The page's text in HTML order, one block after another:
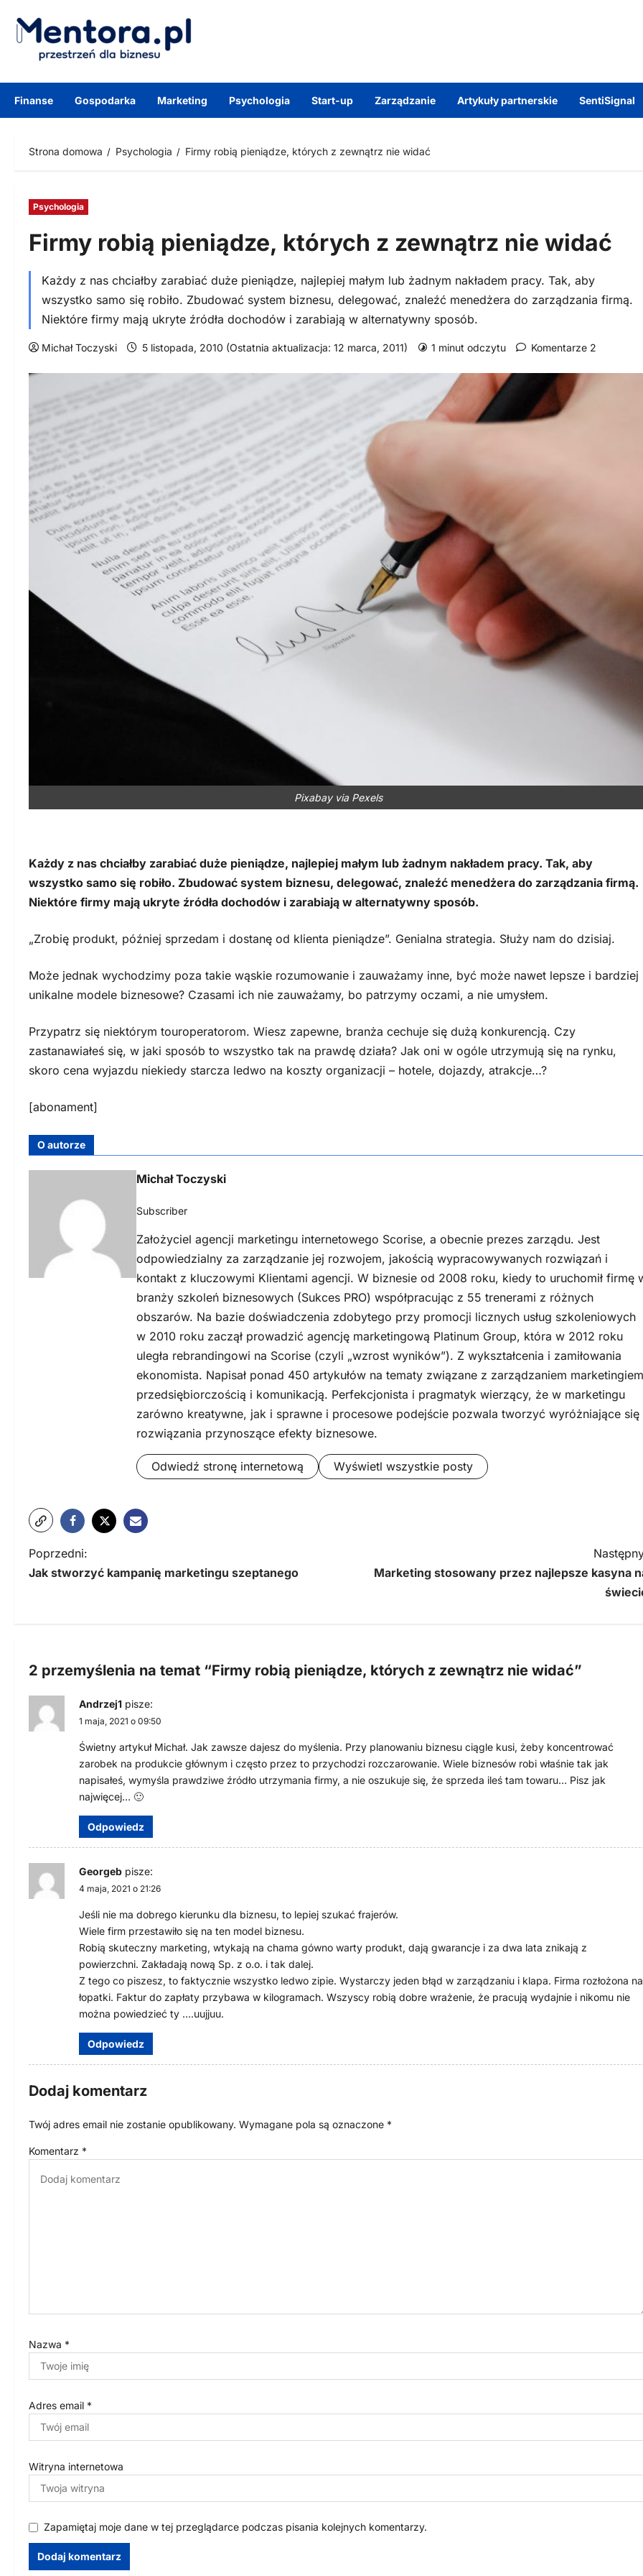
treści
Finanse Gospodarka Marketing Psychologia Start-up Zarządzanie Artykuły partnerskie SentiSignal
Strona domowa Psychologia Firmy robią pieniądze, których z zewnątrz nie widać
Psychologia
Firmy robią pieniądze, których z zewnątrz nie widać
Każdy z nas chciałby zarabiać duże pieniądze, najlepiej małym lub żadnym nakładem pracy. Tak, aby
wszystko samo się robiło. Zbudować system biznesu, delegować, znaleźć menedżera do zarządzania firmą.
Niektóre firmy mają ukryte źródła dochodów i zarabiają w alternatywny sposób.
Michał Toczyski 5 listopada, 2010 (Ostatnia aktualizacja: 12 marca, 2011) 1 minut odczytu Komentarze 2
Pixabay via Pexels
Każdy z nas chciałby zarabiać duże pieniądze, najlepiej małym lub żadnym nakładem pracy. Tak, aby
wszystko samo się robiło. Zbudować system biznesu, delegować, znaleźć menedżera do zarządzania firmą.
Niektóre firmy mają ukryte źródła dochodów i zarabiają w alternatywny sposób.
„Zrobię produkt, później sprzedam i dostanę od klienta pieniądze”. Genialna strategia. Służy nam do dzisiaj.
Może jednak wychodzimy poza takie wąskie rozumowanie i zauważamy inne, być może nawet lepsze i bardziej
unikalne modele biznesowe? Czasami ich nie zauważamy, bo patrzymy oczami, a nie umysłem.
Przypatrz się niektórym touroperatorom. Wiesz zapewne, branża cechuje się dużą konkurencją. Czy
zastanawiałeś się, w jaki sposób to wszystko tak na prawdę działa? Jak oni w ogóle utrzymują się na rynku,
skoro cena wyjazdu niekiedy starcza ledwo na koszty organizacji – hotele, dojazdy, atrakcje…?
[abonament]
O autorze
Michał Toczyski
Subscriber
Założyciel agencji marketingu internetowego Scorise, a obecnie prezes zarządu. Jest
odpowiedzialny za zarządzanie jej rozwojem, jakością wypracowywanych rozwiązań i
kontakt z kluczowymi Klientami agencji. W biznesie od 2008 roku, kiedy to uruchomił firmę
branży szkoleń biznesowych (Sukces PRO) współpracując z 55 trenerami z różnych
obszarów. Na bazie doświadczenia zdobytego przy promocji licznych usług szkoleniowych
w 2010 roku zaczął prowadzić agencję marketingową Platinum Group, która w 2012 roku
uległa rebrandingowi na Scorise (czyli „wzrost wyników”). Z wykształcenia i zamiłowania
ekonomista. Napisał ponad 450 artykułów na tematy związane z zarządzaniem
przedsiębiorczością i komunikacją. Perfekcjonista i pragmatyk wierzący, że w marketingu
zarówno kreatywne, jak i sprawne i procesowe podejście pozwala tworzyć wyróżniające się
rozwiązania przynoszące efekty biznesowe.
Odwiedź stronę internetową Wyświetl wszystkie posty
N
a
g
j
s
u
Poprzedni:
Jak stworzyć kampanię marketingu szeptanego
Marketing stosowany przez najlepsze kasyna
2 przemyślenia na temat “Firmy robią pieniądze, których z zewnątrz nie widać”
Andrzej1 pisze:
1 maja, 2021 o 09:50
Świetny artykuł Michał. Jak zawsze dajesz do myślenia. Przy planowaniu biznesu ciągle kusi, żeby koncentrować
zarobek na produkcie głównym i często przez to przychodzi rozczarowanie. Wiele biznesów robi właśnie tak jak
napisałeś, wymyśla prawdziwe źródło utrzymania firmy, a nie oszukuje się, że sprzeda ileś tam towaru… Pisz jak
najwięcej… 🙂
Odpowiedz
Georgeb pisze:
4 maja, 2021 o 21:26
Jeśli nie ma dobrego kierunku dla biznesu, to lepiej szukać frajerów.
Wiele firm przestawiło się na ten model biznesu.
Robią skuteczny marketing, wtykają na chama gówno warty produkt, dają gwarancje i za dwa lata znikają z
powierzchni. Zakładają nową Sp. z o.o. i tak dalej.
Z tego co piszesz, to faktycznie wszystko ledwo zipie. Wystarczy jeden błąd w zarządzaniu i klapa. Firma rozłożona na
łopatki. Faktur do zapłaty przybawa w kilogramach. Wszyscy robią dobre wrażenie, że pracują wydajnie i nikomu nie
można powiedzieć ty ….uujjuu.
Odpowiedz
Dodaj komentarz
Twój adres email nie zostanie opublikowany. Wymagane pola są oznaczone *
Komentarz *
Nazwa *
Adres email *
Witryna internetowa
Zapamiętaj moje dane w tej przeglądarce podczas pisania kolejnych komentarzy.